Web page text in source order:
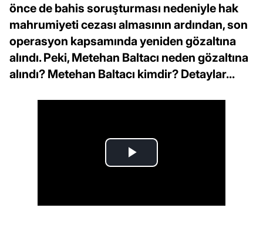
önce de bahis soruşturması nedeniyle hak
mahrumiyeti cezası almasının ardından, son
operasyon kapsamında yeniden gözaltına
alındı. Peki, Metehan Baltacı neden gözaltına
alındı? Metehan Baltacı kimdir? Detaylar...